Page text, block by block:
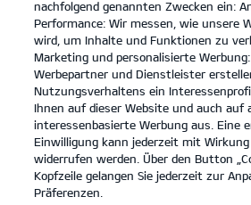
... ... ENTDECKEN
Der Kia Niro.
Denk einfach mal größer.
nachfolgend genannten Zwecken ein:
Performance: Wir messen, wie unsere
wird, um Inhalte und Funktionen zu
Marketing und personalisierte
Werbepartner und Dienstleister
Nutzungsverhaltens ein
Ihnen auf dieser Website und auch auf
interessenbasierte Werbung aus. Eine
Einwilligung kann jederzeit mit
widerrufen werden. Über den Button
Kopfzeile gelangen Sie jederzeit zur
Präferenzen.